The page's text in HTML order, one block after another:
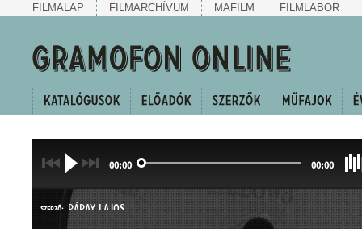
FILMALAP FILMARCHÍVUM MAFILM FILMLABOR
00:00 00:00
SZERZŐ: PÁPAY LAJOS